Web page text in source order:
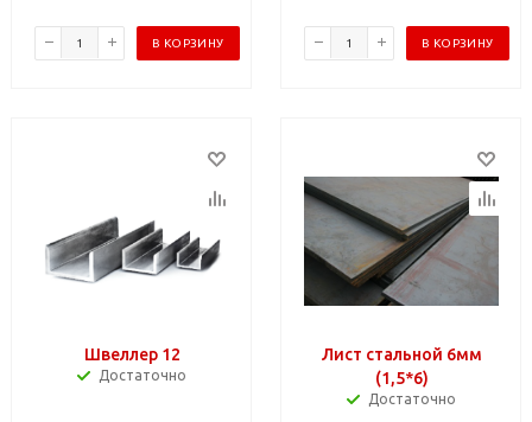
В КОРЗИНУ В КОРЗИНУ
Швеллер 12
Достаточно
Лист стальной 6мм
(1,5*6)
Достаточно